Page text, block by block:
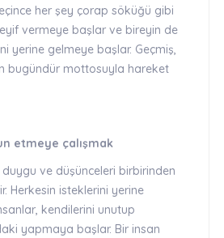
her şey çorap söküğü gibi
vermeye başlar ve bireyin de
yerine gelmeye başlar. Geçmiş,
bugündür mottosuyla hareket
etmeye çalışmak
duygu ve düşünceleri birbirinden
Herkesin isteklerini yerine
kendilerini unutup
yapmaya başlar. Bir insan